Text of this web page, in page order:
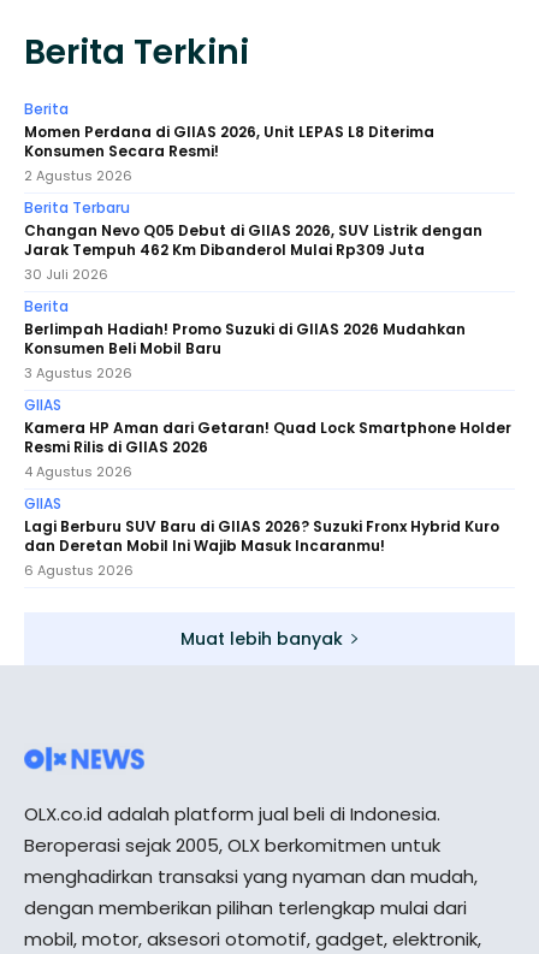
Berita Terkini
Berita
Momen Perdana di GIIAS 2026, Unit LEPAS L8 Diterima
Konsumen Secara Resmi!
2 Agustus 2026
Berita Terbaru
Changan Nevo Q05 Debut di GIIAS 2026, SUV Listrik dengan
Jarak Tempuh 462 Km Dibanderol Mulai Rp309 Juta
30 Juli 2026
Berita
Berlimpah Hadiah! Promo Suzuki di GIIAS 2026 Mudahkan
Konsumen Beli Mobil Baru
3 Agustus 2026
GIIAS
Kamera HP Aman dari Getaran! Quad Lock Smartphone Holder
Resmi Rilis di GIIAS 2026
4 Agustus 2026
GIIAS
Lagi Berburu SUV Baru di GIIAS 2026? Suzuki Fronx Hybrid Kuro
dan Deretan Mobil Ini Wajib Masuk Incaranmu!
6 Agustus 2026
Muat lebih banyak
OLX.co.id adalah platform jual beli di Indonesia.
Beroperasi sejak 2005, OLX berkomitmen untuk
menghadirkan transaksi yang nyaman dan mudah,
dengan memberikan pilihan terlengkap mulai dari
mobil, motor, aksesori otomotif, gadget, elektronik,